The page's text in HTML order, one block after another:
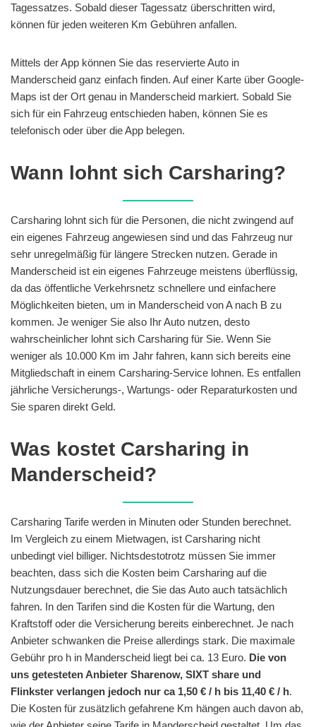
Tagessatzes. Sobald dieser Tagessatz überschritten wird,
können für jeden weiteren Km Gebühren anfallen.
Mittels der App können Sie das reservierte Auto in
Manderscheid ganz einfach finden. Auf einer Karte über Google-
Maps ist der Ort genau in Manderscheid markiert. Sobald Sie
sich für ein Fahrzeug entschieden haben, können Sie es
telefonisch oder über die App belegen.
Wann lohnt sich Carsharing?
Carsharing lohnt sich für die Personen, die nicht zwingend auf
ein eigenes Fahrzeug angewiesen sind und das Fahrzeug nur
sehr unregelmäßig für längere Strecken nutzen. Gerade in
Manderscheid ist ein eigenes Fahrzeuge meistens überflüssig,
da das öffentliche Verkehrsnetz schnellere und einfachere
Möglichkeiten bieten, um in Manderscheid von A nach B zu
kommen. Je weniger Sie also Ihr Auto nutzen, desto
wahrscheinlicher lohnt sich Carsharing für Sie. Wenn Sie
weniger als 10.000 Km im Jahr fahren, kann sich bereits eine
Mitgliedschaft in einem Carsharing-Service lohnen. Es entfallen
jährliche Versicherungs-, Wartungs- oder Reparaturkosten und
Sie sparen direkt Geld.
Was kostet Carsharing in
Manderscheid?
Carsharing Tarife werden in Minuten oder Stunden berechnet.
Im Vergleich zu einem Mietwagen, ist Carsharing nicht
unbedingt viel billiger. Nichtsdestotrotz müssen Sie immer
beachten, dass sich die Kosten beim Carsharing auf die
Nutzungsdauer berechnet, die Sie das Auto auch tatsächlich
fahren. In den Tarifen sind die Kosten für die Wartung, den
Kraftstoff oder die Versicherung bereits einberechnet. Je nach
Anbieter schwanken die Preise allerdings stark. Die maximale
Gebühr pro h in Manderscheid liegt bei ca. 13 Euro. Die von
uns getesteten Anbieter Sharenow, SIXT share und
Flinkster verlangen jedoch nur ca 1,50 € / h bis 11,40 € / h.
Die Kosten für zusätzlich gefahrene Km hängen auch davon ab,